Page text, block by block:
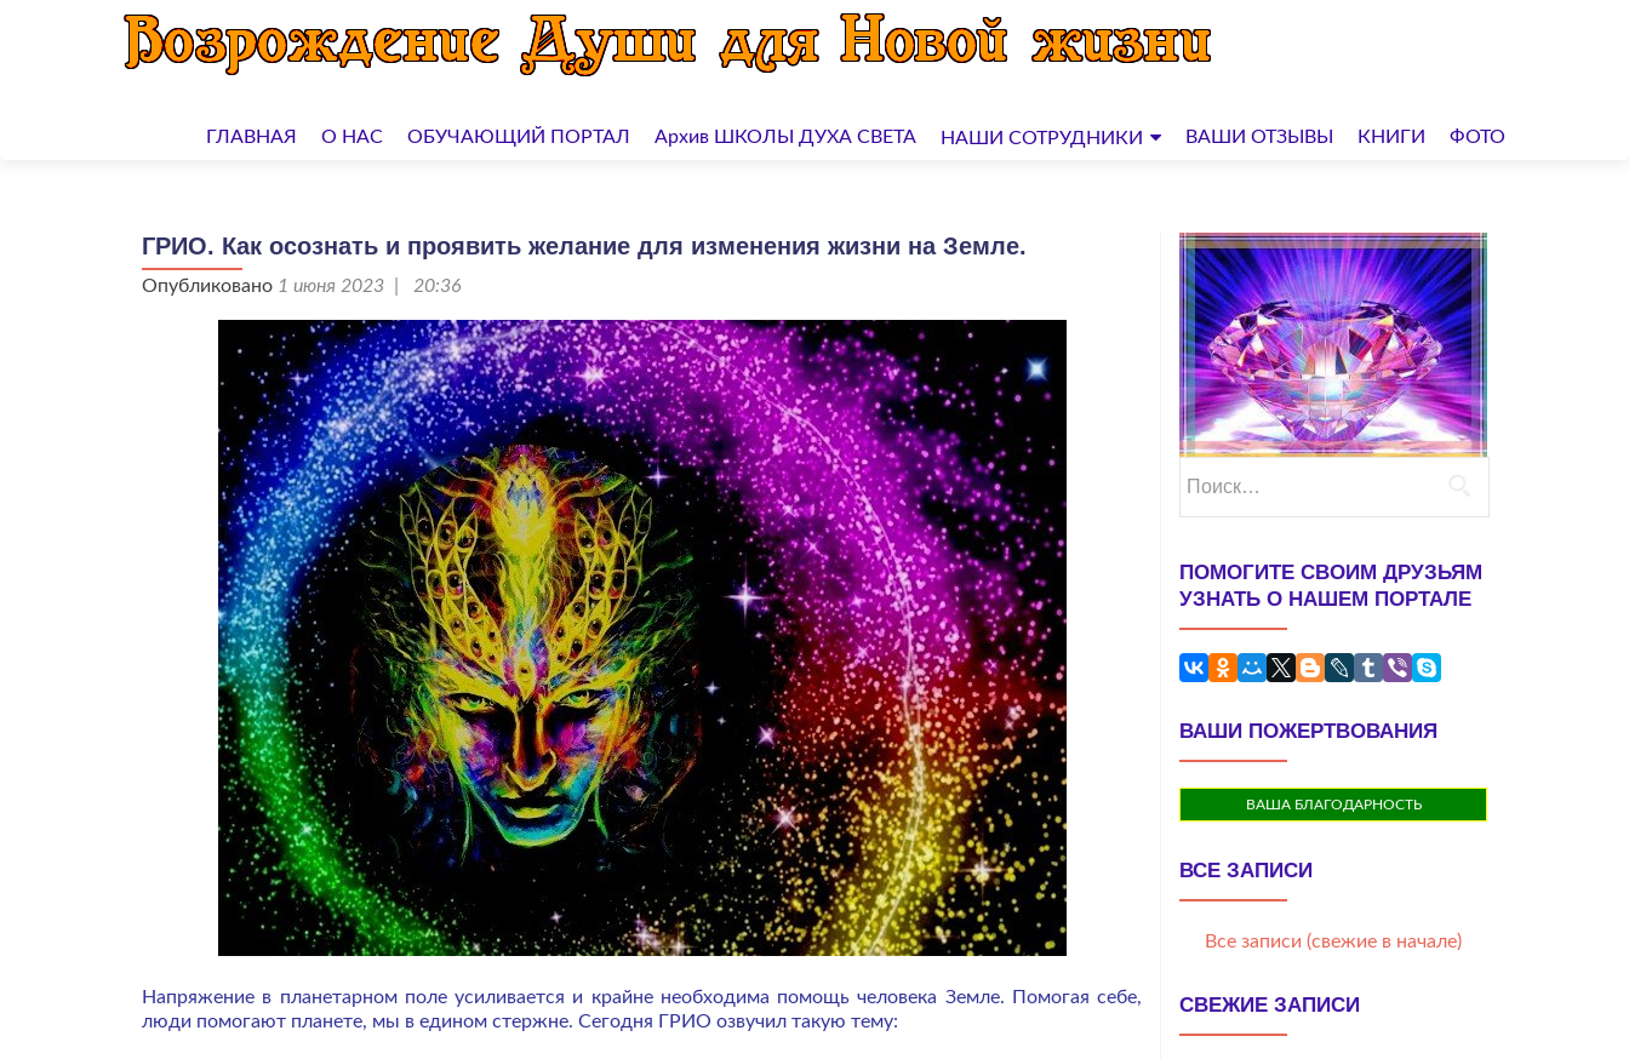
кГЛАВНАЯ О НАС ОБУЧАЮЩИЙ ПОРТАЛ Архив ШКОЛЫ ДУХА СВЕТА НАШИ СОТРУДНИКИ ВАШИ ОТЗЫВЫ КНИГИ ФОТО
ГРИО. Как осознать и проявить желание для изменения жизни на Земле.
Опубликовано 1 июня 2023 | 20:36
Напряжение в планетарном поле усиливается и крайне необходима помощь человека Земле. Помогая себе,
люди помогают планете, мы в едином стержне. Сегодня ГРИО озвучил такую тему:
ПОМОГИТЕ СВОИМ ДРУЗЬЯМ
УЗНАТЬ О НАШЕМ ПОРТАЛЕ
ВАШИ ПОЖЕРТВОВАНИЯ
ВАША БЛАГОДАРНОСТЬ
ВСЕ ЗАПИСИ
Все записи (свежие в начале)
СВЕЖИЕ ЗАПИСИ